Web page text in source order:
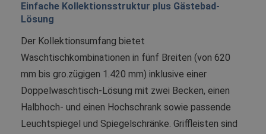
Einfache Kollektionsstruktur plus Gästebad-
Lösung
Der Kollektionsumfang bietet
Waschtischkombinationen in fünf Breiten (von 620
mm bis gro.zügigen 1.420 mm) inklusive einer
Doppelwaschtisch-Lösung mit zwei Becken, einen
Halbhoch- und einen Hochschrank sowie passende
Leuchtspiegel und Spiegelschränke. Griffleisten sind